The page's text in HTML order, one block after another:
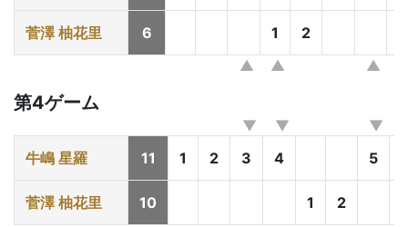
菅澤 柚花里 6 1 2
第4ゲーム
牛嶋 星羅 11 1 2 3 4 5
菅澤 柚花里 10 1 2